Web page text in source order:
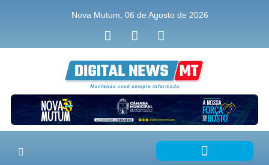
Nova Mutum, 06 de Agosto de 2026